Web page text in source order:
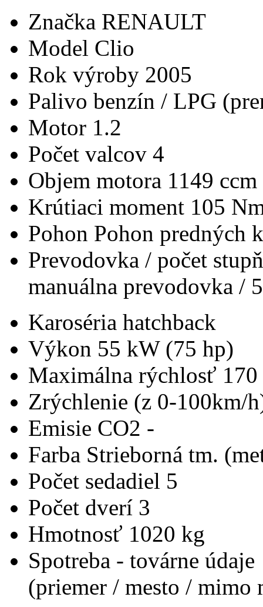
Značka RENAULT
Model Clio
Rok výroby 2005
Palivo benzín / LPG
Motor 1.2
Počet valcov 4
Objem motora 1149 ccm
Krútiaci moment 105
Pohon Pohon predných
Prevodovka / počet
manuálna prevodovka / 5
Karoséria hatchback
Výkon 55 kW (75 hp)
Maximálna rýchlosť
Zrýchlenie (z 0-100km/
Emisie CO2 -
Farba Strieborná tm.
Počet sedadiel 5
Počet dverí 3
Hmotnosť 1020 kg
Spotreba - továrne údaje
(priemer / mesto / mimo